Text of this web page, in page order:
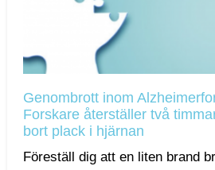
Genombrott inom
Forskare återställer två
bort plack i hjärnan
Föreställ dig att en liten brand